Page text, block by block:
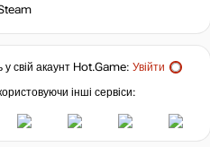
свій акаунт Hot.Game: Увійти
інші сервіси: